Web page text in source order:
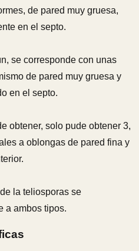
de pared muy gruesa,
en el septo.
se corresponde con unas
de pared muy gruesa y
en el septo.
obtener, solo pude obtener 3,
a oblongas de pared fina y
la teliosporas se
a ambos tipos.